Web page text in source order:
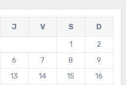
J V S
D
1
2
6 7 8
9
13 14 15
16